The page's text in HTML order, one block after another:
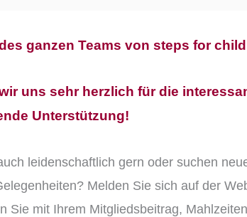
ganzen Teams von steps for
uns sehr herzlich für die
Unterstützung!
leidenschaftlich gern oder suchen
Melden Sie sich auf der
Sie mit Ihrem Mitgliedsbeitrag,